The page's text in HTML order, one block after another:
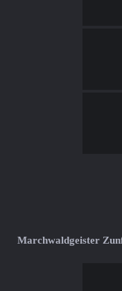
Marchwaldgeister